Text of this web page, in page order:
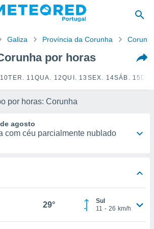
Galiza Província da Corunha
por horas
TER. 11QUA. 12QUI. 13 SEX. 14SÁB. 15
por horas: Corunha
agosto
com céu parcialmente nublado
29°
Sul
11 - 26 km/h